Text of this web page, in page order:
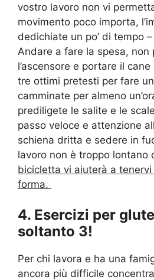
vostro lavoro non vi
movimento poco importa,
dedichiate un po’ di tempo –
Andare a fare la spesa, non
l’ascensore e portare il
tre ottimi pretesti per fare
camminate per almeno
prediligete le salite e le
passo veloce e attenzione
schiena dritta e sedere in
lavoro non è troppo lontano
bicicletta vi aiuterà a tenervi
forma.
4. Esercizi per
soltanto 3!
Per chi lavora e ha una
ancora più difficile